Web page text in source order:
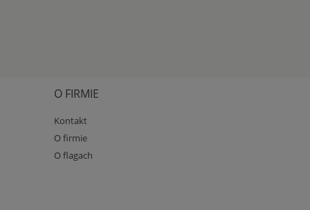
O FIRMIE
Kontakt
O firmie
O flagach